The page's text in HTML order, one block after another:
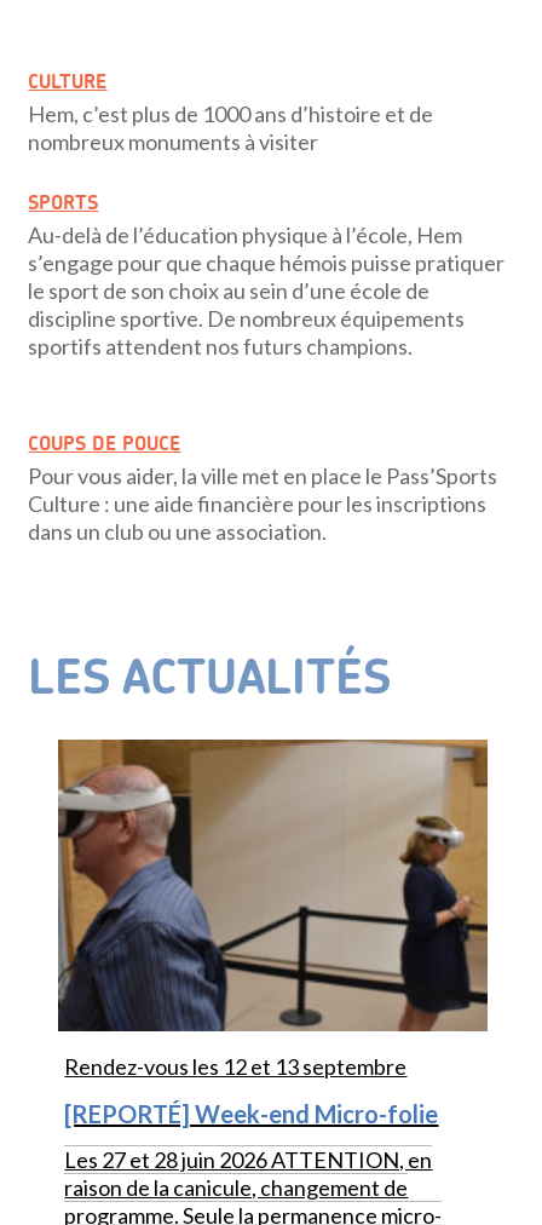
CULTURE
Hem, c’est plus de 1000 ans d’histoire et de
nombreux monuments à visiter
SPORTS
Au-delà de l’éducation physique à l’école, Hem
s’engage pour que chaque hémois puisse pratiquer
le sport de son choix au sein d’une école de
discipline sportive. De nombreux équipements
sportifs attendent nos futurs champions.
COUPS DE POUCE
Pour vous aider, la ville met en place le Pass’Sports
Culture : une aide financière pour les inscriptions
dans un club ou une association.
LES ACTUALITÉS
Rendez-vous les 12 et 13 septembre
[REPORTÉ] Week-end Micro-folie
Les 27 et 28 juin 2026 ATTENTION, en
raison de la canicule, changement de
programme. Seule la permanence micro-